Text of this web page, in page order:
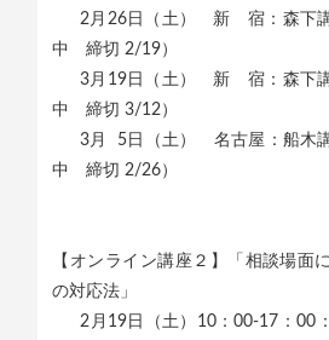
2月26日（土） 新 宿：森下講
中 締切 2/19）
3月19日（土） 新 宿：森下講
中 締切 3/12）
3月 5日（土） 名古屋：
中 締切 2/26）
【オンライン講座２】「相談場面
の対応法」
2月19日（土）10：00-17：00